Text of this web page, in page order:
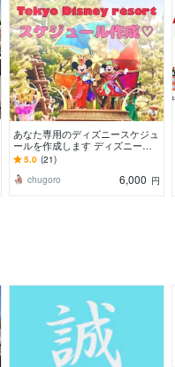
あなた専用のディズニースケジュ
ールを作成します ディズニーを
もっと快適に、もっと楽しく！最
適なプランをご提案
5.0 (21)
chugoro
6,000 円